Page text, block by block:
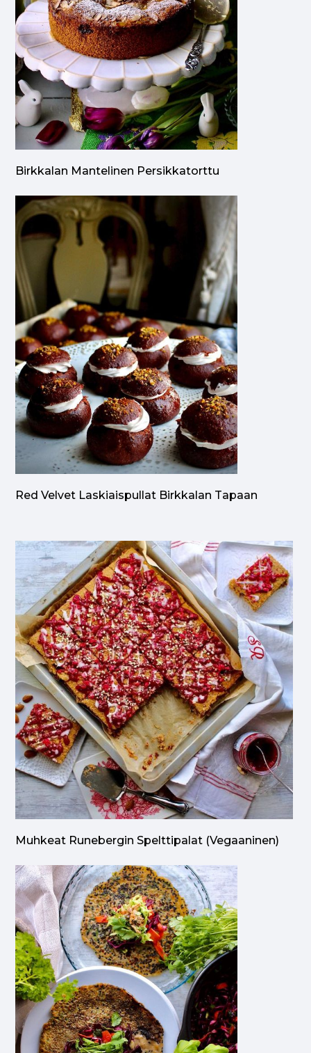
Birkkalan Mantelinen Persikkatorttu
Red Velvet Laskiaispullat Birkkalan Tapaan
Muhkeat Runebergin Spelttipalat (vegaaninen)